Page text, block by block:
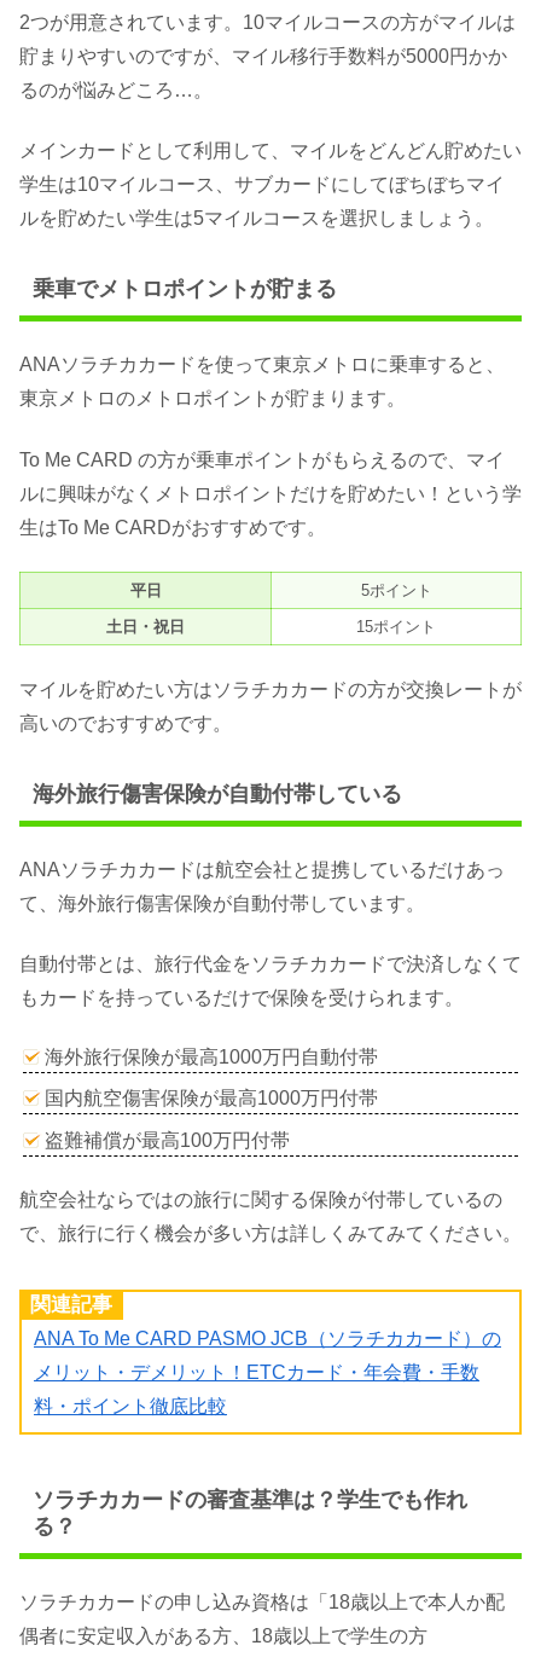
2つが用意されています。10マイルコースの方がマイルは
貯まりやすいのですが、マイル移行手数料が5000円かか
るのが悩みどころ…。
メインカードとして利用して、マイルをどんどん貯めたい
学生は10マイルコース、サブカードにしてぼちぼちマイ
ルを貯めたい学生は5マイルコースを選択しましょう。
乗車でメトロポイントが貯まる
ANAソラチカカードを使って東京メトロに乗車すると、
東京メトロのメトロポイントが貯まります。
To Me CARD の方が乗車ポイントがもらえるので、マイ
ルに興味がなくメトロポイントだけを貯めたい！という学
生はTo Me CARDがおすすめです。
平日
5ポイント
土日・祝日
15ポイント
マイルを貯めたい方はソラチカカードの方が交換レートが
高いのでおすすめです。
海外旅行傷害保険が自動付帯している
ANAソラチカカードは航空会社と提携しているだけあっ
て、海外旅行傷害保険が自動付帯しています。
自動付帯とは、旅行代金をソラチカカードで決済しなくて
もカードを持っているだけで保険を受けられます。
海外旅行保険が最高1000万円自動付帯
国内航空傷害保険が最高1000万円付帯
盗難補償が最高100万円付帯
航空会社ならではの旅行に関する保険が付帯しているの
で、旅行に行く機会が多い方は詳しくみてみてください。
関連記事
ANA To Me CARD PASMO JCB（ソラチカカード）の
メリット・デメリット！ETCカード・年会費・手数
料・ポイント徹底比較
ソラチカカードの審査基準は？学生でも作れ
る？
ソラチカカードの申し込み資格は「18歳以上で本人か配
偶者に安定収入がある方、18歳以上で学生の方